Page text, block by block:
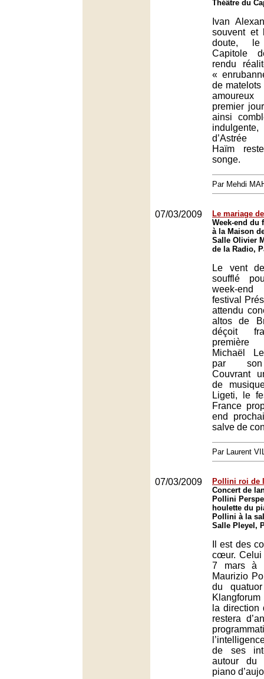
Théâtre du
Ivan
souvent et
doute,
Capitole
rendu
«
de
premier
ainsi
d’Astrée
Haïm
songe.
Par Mehdi
07/03/2009
Le mariage
Week-end du
à la Maison
Salle Olivier
de la Radio,
Le vent
soufflé
week-
festival
attendu
altos de
déçoit
première
Michaël
par son
Couvrant
de
Ligeti, le
France
end
salve de
Par Laurent
07/03/2009
Pollini roi de
Concert de
Pollini
houlette du
Pollini à la
Salle Pleyel,
Il est des
cœur. Celui
7 mars à
Maurizio
du
la direction
restera
de ses
autour du
piano